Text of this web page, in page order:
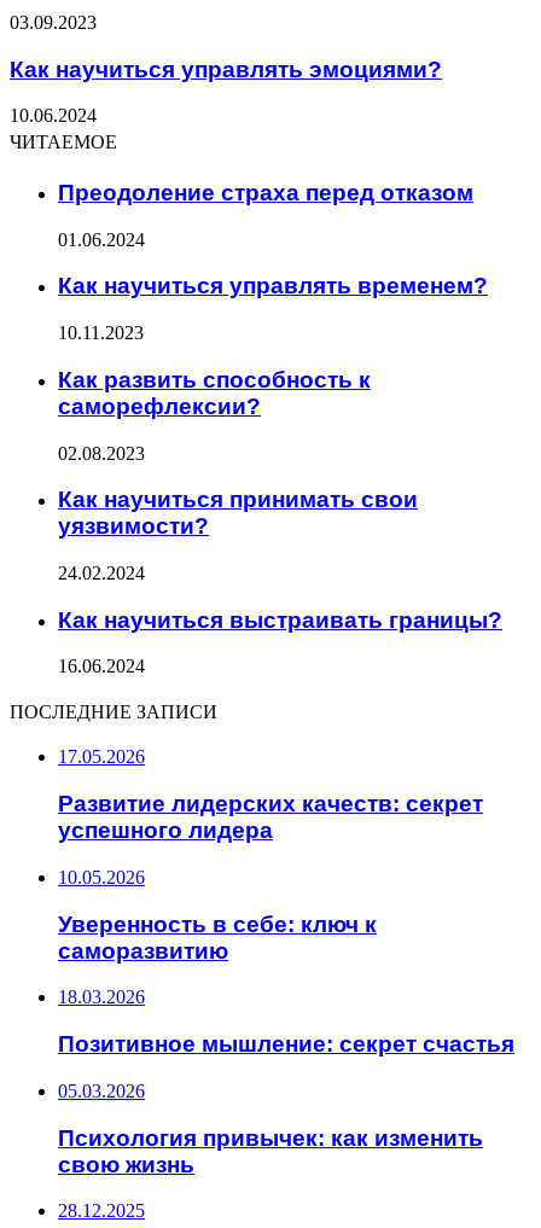
03.09.2023
Как научиться управлять эмоциями?
10.06.2024
ЧИТАЕМОЕ
Преодоление страха перед отказом
01.06.2024
Как научиться управлять временем?
10.11.2023
Как развить способность к
саморефлексии?
02.08.2023
Как научиться принимать свои
уязвимости?
24.02.2024
Как научиться выстраивать границы?
16.06.2024
ПОСЛЕДНИЕ ЗАПИСИ
17.05.2026
Развитие лидерских качеств: секрет
успешного лидера
10.05.2026
Уверенность в себе: ключ к
саморазвитию
18.03.2026
Позитивное мышление: секрет счастья
05.03.2026
Психология привычек: как изменить
свою жизнь
28.12.2025